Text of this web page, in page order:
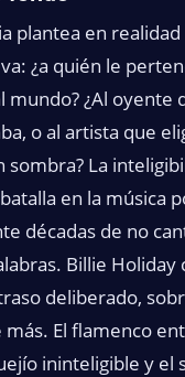
plantea en
¿a quién le
mundo? ¿Al oyente
o al artista que
sombra? La
en la música
décadas de no
Billie Holiday
deliberado,
El flamenco
ininteligible y el